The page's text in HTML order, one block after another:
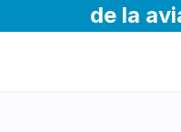
de la